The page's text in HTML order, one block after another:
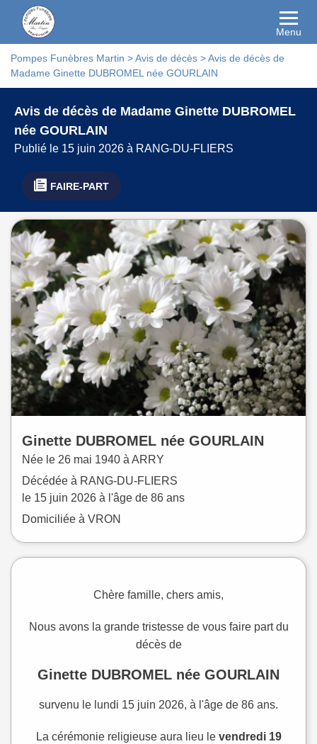
Menu
Pompes Funèbres Martin >Avis de décès >Avis de décès de
Madame Ginette DUBROMEL née GOURLAIN
Avis de décès de Madame Ginette DUBROMEL
née GOURLAIN
Publié le 15 juin 2026 à RANG-DU-FLIERS
FAIRE-PART
Ginette DUBROMEL née GOURLAIN
Née le 26 mai 1940 à ARRY
Décédée à RANG-DU-FLIERS
le 15 juin 2026 à l'âge de 86 ans
Domiciliée à VRON
Chère famille, chers amis,
Nous avons la grande tristesse de vous faire part du
décès de
Ginette DUBROMEL née GOURLAIN
survenu le lundi 15 juin 2026, à l'âge de 86 ans.
La cérémonie religieuse aura lieu le vendredi 19